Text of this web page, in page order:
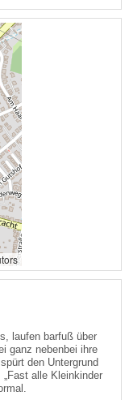
laufen barfuß über
ganz nebenbei ihre
den Untergrund
alle Kleinkinder